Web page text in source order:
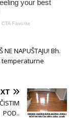
NE NAPUŠTAJU! Bh.
POD..